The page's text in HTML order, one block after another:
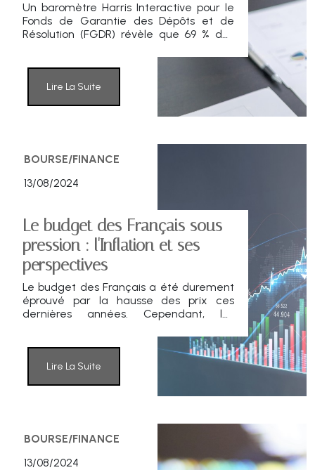
Un baromètre Harris Interactive pour le
Fonds de Garantie des Dépôts et de
Résolution (FGDR) révèle que 69 % des
exposés aux risques de fraude et
séniors ne sont pas en reste, puisque 59
% des interrogés déclarent se sentir
Lire La Suite
BOURSE/FINANCE
13/08/2024
Le budget des Français sous
pression : l'Inflation et ses
perspectives
Le budget des Français a été durement
éprouvé par la hausse des prix ces
dernières années. Cependant, les
prévoient une amélioration de la
situation en 2025, avec une inflation aux
alentours de 2%.
Lire La Suite
BOURSE/FINANCE
13/08/2024